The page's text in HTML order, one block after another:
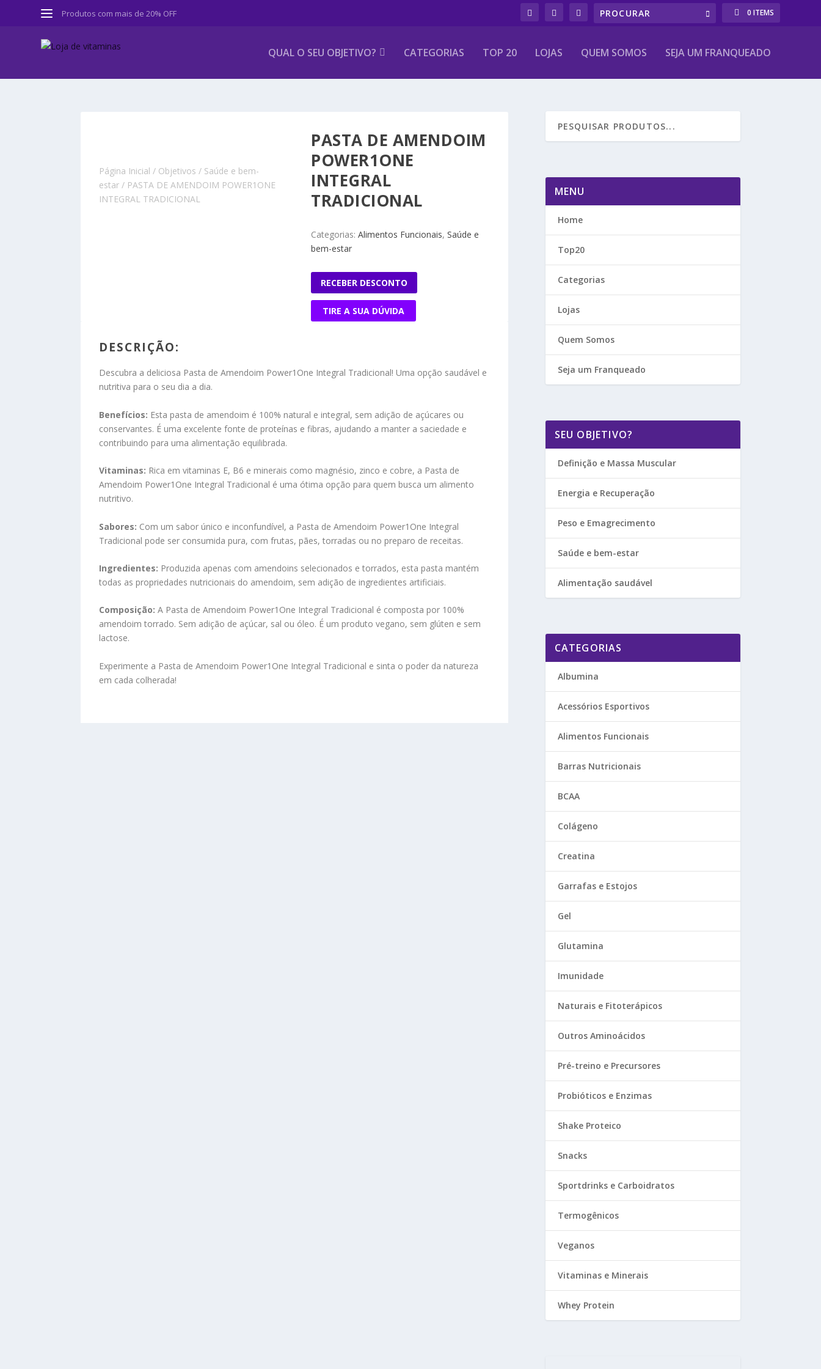
Produtos com mais de 20% OFF 0 ITEMS
QUAL O SEU OBJETIVO? CATEGORIAS TOP 20 LOJAS QUEM SOMOS SEJA UM FRANQUEADO
Página Inicial / Objetivos / Saúde e bem-
estar / PASTA DE AMENDOIM POWER1ONE
INTEGRAL TRADICIONAL
PASTA DE AMENDOIM
POWER1ONE
INTEGRAL
TRADICIONAL
Categorias:Alimentos Funcionais,Saúde e
bem-estar
RECEBER DESCONTO
TIRE A SUA DÚVIDA
DESCRIÇÃO:
Descubra a deliciosa Pasta de Amendoim Power1One Integral Tradicional! Uma opção saudável e
nutritiva para o seu dia a dia.
Benefícios: Esta pasta de amendoim é 100% natural e integral, sem adição de açúcares ou
conservantes. É uma excelente fonte de proteínas e fibras, ajudando a manter a saciedade e
contribuindo para uma alimentação equilibrada.
Vitaminas: Rica em vitaminas E, B6 e minerais como magnésio, zinco e cobre, a Pasta de
Amendoim Power1One Integral Tradicional é uma ótima opção para quem busca um alimento
nutritivo.
Sabores: Com um sabor único e inconfundível, a Pasta de Amendoim Power1One Integral
Tradicional pode ser consumida pura, com frutas, pães, torradas ou no preparo de receitas.
Ingredientes: Produzida apenas com amendoins selecionados e torrados, esta pasta mantém
todas as propriedades nutricionais do amendoim, sem adição de ingredientes artificiais.
Composição: A Pasta de Amendoim Power1One Integral Tradicional é composta por 100%
amendoim torrado. Sem adição de açúcar, sal ou óleo. É um produto vegano, sem glúten e sem
lactose.
Experimente a Pasta de Amendoim Power1One Integral Tradicional e sinta o poder da natureza
em cada colherada!
MENU
Home
Top20
Categorias
Lojas
Quem Somos
Seja um Franqueado
SEU OBJETIVO?
Definição e Massa Muscular
Energia e Recuperação
Peso e Emagrecimento
Saúde e bem-estar
Alimentação saudável
CATEGORIAS
Albumina
Acessórios Esportivos
Alimentos Funcionais
Barras Nutricionais
BCAA
Colágeno
Creatina
Garrafas e Estojos
Gel
Glutamina
Imunidade
Naturais e Fitoterápicos
Outros Aminoácidos
Pré-treino e Precursores
Probióticos e Enzimas
Shake Proteico
Snacks
Sportdrinks e Carboidratos
Termogênicos
Veganos
Vitaminas e Minerais
Whey Protein